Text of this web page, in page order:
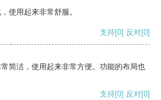
使用起来非常舒服。
支持[0] 反对[0]
简洁，使用起来非常方便。功能的布局也
支持[0] 反对[0]